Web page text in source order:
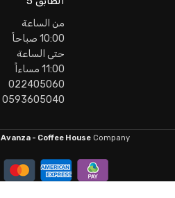
من الساعة
10:00 صباحاً
حتى الساعة
11:00 مساءاً
0593605040
Avanza - Coffee HouseCompany